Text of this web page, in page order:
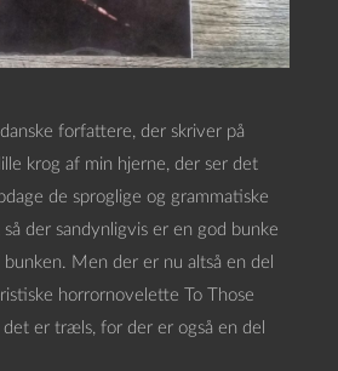
forfattere, der skriver på
krog af min hjerne, der ser det
de sproglige og grammatiske
der sandynligvis er en god bunke
Men der er nu altså en del
horrornovelette To Those
er træls, for der er også en del